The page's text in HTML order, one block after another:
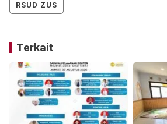
RSUD ZUS
Terkait